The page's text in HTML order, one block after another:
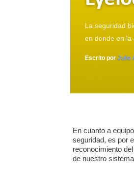
La seguridad
en donde en la
Escrito por Julio
En cuanto a
seguridad, es por
reconocimiento
de nuestro